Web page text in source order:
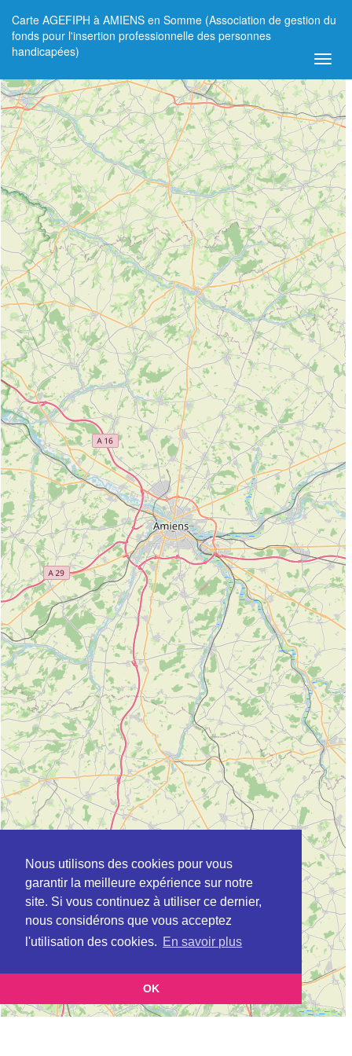
Nous utilisons des cookies pour vous
garantir la meilleure expérience sur notre
site. Si vous continuez à utiliser ce dernier,
nous considérons que vous acceptez
l'utilisation des cookies. En savoir plus
OK
Carte AGEFIPH à AMIENS en Somme (Association de gestion du
fonds pour l'insertion professionnelle des personnes
handicapées)
+
−